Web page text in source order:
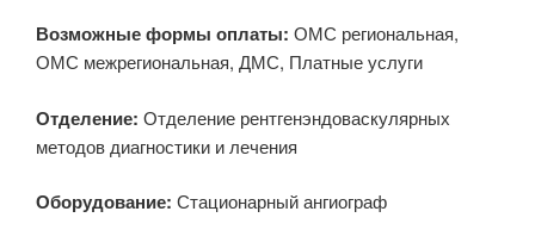
Возможные формы оплаты: ОМС региональная,
ОМС межрегиональная, ДМС, Платные услуги
Отделение: Отделение рентгенэндоваскулярных
методов диагностики и лечения
Оборудование: Стационарный ангиограф